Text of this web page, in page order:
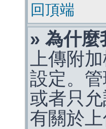
回頂端
» 為什麼
上傳附
設定。
或者只
有關於